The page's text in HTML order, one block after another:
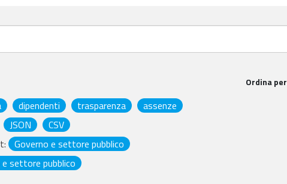
Ordina per
dipendenti trasparenza
assenze
JSON
CSV
Governo e settore pubblico
settore pubblico